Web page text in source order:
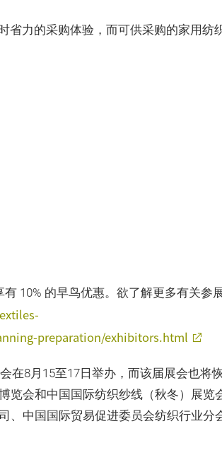
省力的采购体验，而可供采购的家用纺
10% 的早鸟优惠。欲了解更多有关参
preparation/exhibitors.html
在8月15至17日举办，而该届展会也将
览会和中国国际纺织纱线（秋冬）展览
、中国国际贸易促进委员会纺织行业分